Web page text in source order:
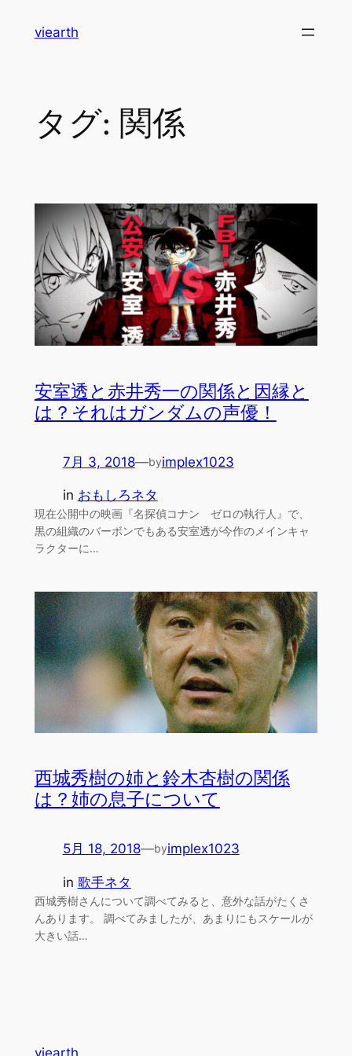
viearth
タグ: 関係
安室透と赤井秀一の関係と因縁と
は？それはガンダムの声優！
7月 3, 2018—byimplex1023
in おもしろネタ
現在公開中の映画『名探偵コナン ゼロの執行人』で、
黒の組織のバーボンでもある安室透が今作のメインキャ
ラクターに…
西城秀樹の姉と鈴木杏樹の関係
は？姉の息子について
5月 18, 2018—byimplex1023
in 歌手ネタ
西城秀樹さんについて調べてみると、意外な話がたくさ
んあります。 調べてみましたが、あまりにもスケールが
大きい話…
viearth